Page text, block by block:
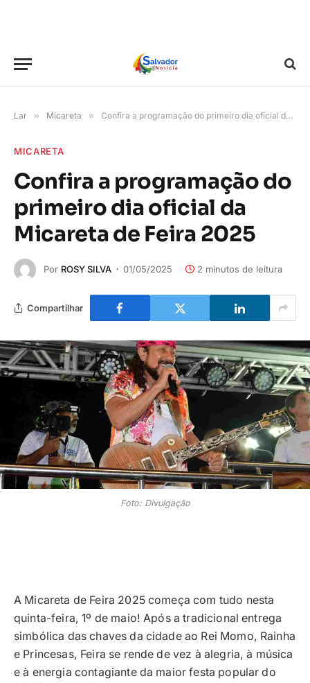
Lar » Micareta » Confira a programação do primeiro dia oficial da Micareta de Feira 2025
MICARETA
Confira a programação do
primeiro dia oficial da
Micareta de Feira 2025
Por ROSY SILVA 01/05/2025 2 minutos de leitura
Compartilhar
Foto: Divulgação
A Micareta de Feira 2025 começa com tudo nesta
quinta-feira, 1º de maio! Após a tradicional entrega
simbólica das chaves da cidade ao Rei Momo, Rainha
e Princesas, Feira se rende de vez à alegria, à música
e à energia contagiante da maior festa popular do